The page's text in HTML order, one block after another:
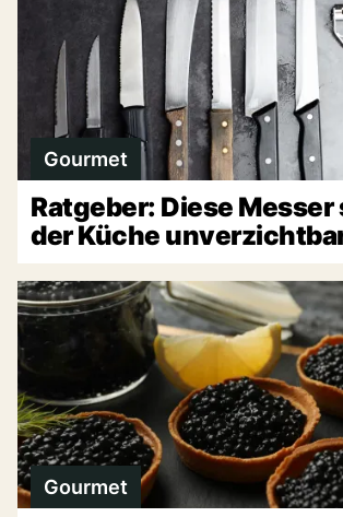
Gourmet
Ratgeber: Diese Messer
der Küche
Gourmet